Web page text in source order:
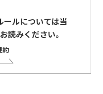
ールについては当
読みください。
約